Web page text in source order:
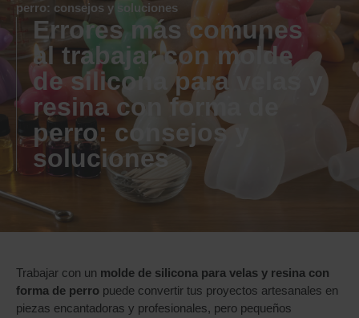
perro: consejos y soluciones
Errores más comunes
al trabajar con molde
de silicona para velas y
resina con forma de
perro: consejos y
soluciones
Trabajar con un molde de silicona para velas y resina con
forma de perro puede convertir tus proyectos artesanales en
piezas encantadoras y profesionales, pero pequeños